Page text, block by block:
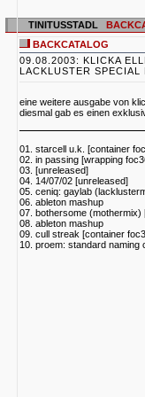
TINITUSSTADL
BACKCATALOG
09.08.2003: KLICKA
LACKLUSTER SPECIAL
eine weitere ausgabe von
diesmal gab es einen
01. starcell u.k. [container
02. in passing [wrapping
03. [unreleased]
04. 14/07/02 [unreleased]
05. ceniq: gaylab
06. ableton mashup
07. bothersome
08. ableton mashup
09. cull streak [container
10. proem: standard